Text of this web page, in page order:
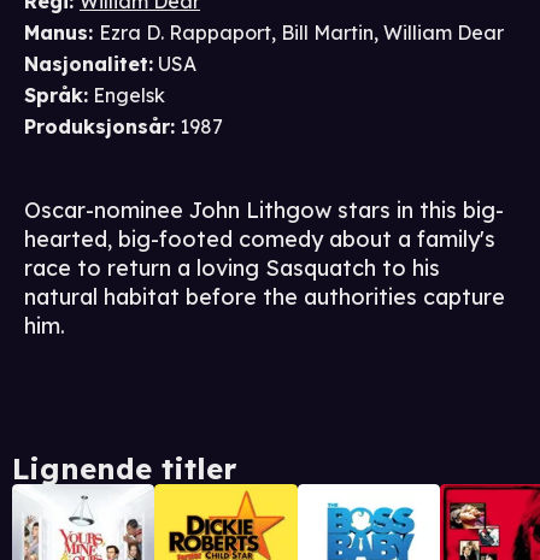
Manus: Ezra D. Rappaport, Bill Martin, William Dear
Nasjonalitet: USA
Språk: Engelsk
Produksjonsår: 1987
Oscar-nominee John Lithgow stars in this big-
hearted, big-footed comedy about a family's
race to return a loving Sasquatch to his
natural habitat before the authorities capture
him.
Lignende titler